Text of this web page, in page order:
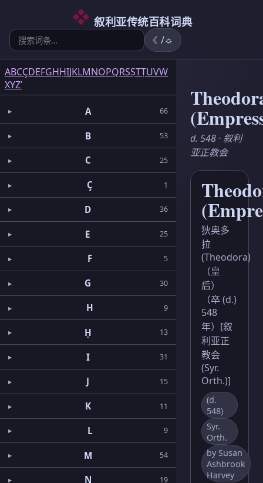
叙利亚传统百科词典
☾/☼
ABCÇDEFGHḤIJKLMNOPQRSṢTṬUVW
XYZʿ
A 66
B 53
C 25
Ç 1
D 36
E 25
F 5
G 30
H 9
Ḥ 13
I 31
J 15
K 11
L 9
M 54
N 19
d. 548 · 叙利
亚正教会
狄奥多
拉
(Theodora)
（皇
后）
（卒 (d.)
548
年）[叙
利亚正
教会
(Syr.
Orth.)]
(d.
548)
Syr.
Orth.
by Susan
Ashbrook
Harvey